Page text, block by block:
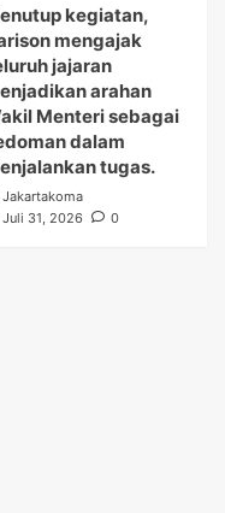
kegiatan,
mengajak
jajaran
arahan
Menteri sebagai
dalam
tugas.
Jakartakoma
Juli 31, 2026
0